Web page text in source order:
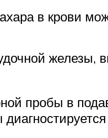
в крови
железы,
пробы в